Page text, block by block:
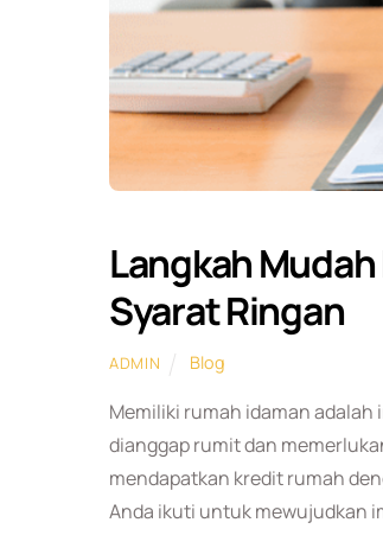
Langkah
Syarat Ringan
ADMIN Blog
Memiliki rumah idaman
dianggap rumit dan
mendapatkan kredit rumah
Anda ikuti untuk mewujudkan